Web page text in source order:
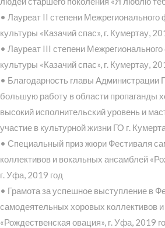
• Лауреат II степени Межрегионального
культуры «Казачий спас», г. Кумертау,
• Лауреат III степени
культуры «Казачий спас», г. Кумертау,
• Благодарность главы Администрации
большую работу в области пропаганды
высокий исполнительский уровень и
участие в культурной жизни ГО г.
• Специальный приз жюри Фестиваля
коллективов и вокальных ансамблей
г. Уфа, 2019 год
• Грамота за успешное выступление в
самодеятельных хоровых коллективов
«Рождественская овация», г. Уфа, 2019